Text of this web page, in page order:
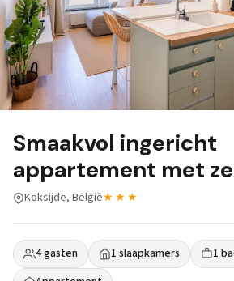
Smaakvol ingericht
appartement met
Koksijde, België★★★
4 gasten 1 slaapkamers 1